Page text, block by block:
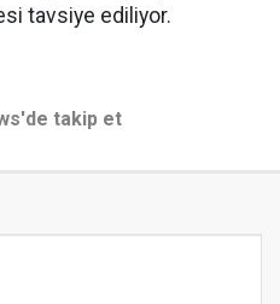
tavsiye ediliyor.
takip et